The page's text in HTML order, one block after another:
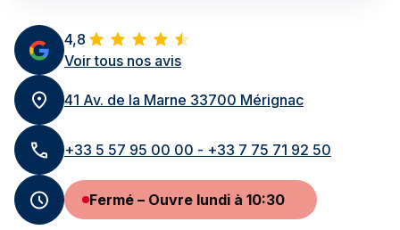
4,8
Voir tous nos avis
41 Av. de la Marne 33700 Mérignac
+33 5 57 95 00 00 - +33 7 75 71 92 50
Fermé – Ouvre lundi à 10:30